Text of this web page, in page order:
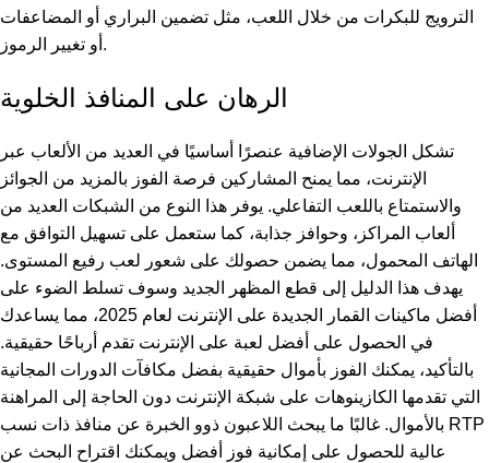
الترويج للبكرات من خلال اللعب، مثل تضمين البراري أو المضاعفات
أو تغيير الرموز.
الرهان على المنافذ الخلوية
تشكل الجولات الإضافية عنصرًا أساسيًا في العديد من الألعاب عبر
الإنترنت، مما يمنح المشاركين فرصة الفوز بالمزيد من الجوائز
والاستمتاع باللعب التفاعلي. يوفر هذا النوع من الشبكات العديد من
ألعاب المراكز، وحوافز جذابة، كما ستعمل على تسهيل التوافق مع
الهاتف المحمول، مما يضمن حصولك على شعور لعب رفيع المستوى.
يهدف هذا الدليل إلى قطع المظهر الجديد وسوف تسلط الضوء على
أفضل ماكينات القمار الجديدة على الإنترنت لعام 2025، مما يساعدك
في الحصول على أفضل لعبة على الإنترنت تقدم أرباحًا حقيقية.
بالتأكيد، يمكنك الفوز بأموال حقيقية بفضل مكافآت الدورات المجانية
التي تقدمها الكازينوهات على شبكة الإنترنت دون الحاجة إلى المراهنة
بالأموال. غالبًا ما يبحث اللاعبون ذوو الخبرة عن منافذ ذات نسب RTP
عالية للحصول على إمكانية فوز أفضل ويمكنك اقتراح البحث عن